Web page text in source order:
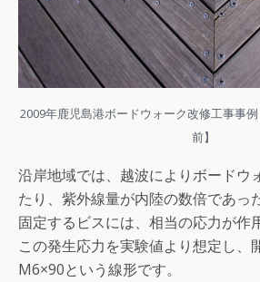
2009年鹿児島港ボードウォーク改修工事事
前】
沿岸地域では、越波によりボードウ
たり、紫外線量が内陸の数倍であっ
固定するビスには、相当の応力が作
この発生応力を実験値より想定し、
M6×90という線形です。